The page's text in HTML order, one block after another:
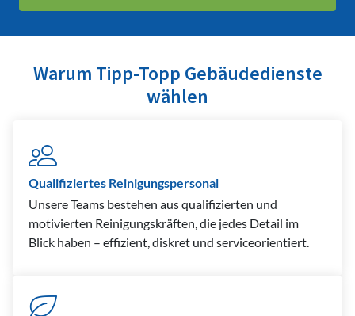
Warum Tipp-Topp Gebäudedienste
wählen
Qualifiziertes Reinigungspersonal
Unsere Teams bestehen aus qualifizierten und
motivierten Reinigungskräften, die jedes Detail im
Blick haben – effizient, diskret und serviceorientiert.